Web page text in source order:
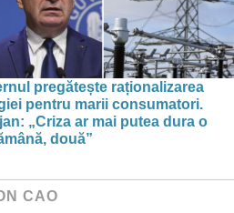
pregătește raționalizarea
pentru marii consumatori.
„Criza ar mai putea dura o
două”
CAO